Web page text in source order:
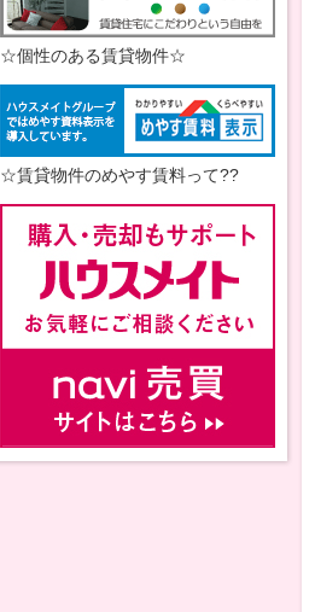
☆個性のある賃貸物件☆
☆賃貸物件のめやす賃料って??